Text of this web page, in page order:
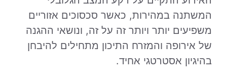
המשתנה במהירות, כאשר סכסוכים אזוריים
משפיעים יותר ויותר זה על זה, ונושאי ההגנה
של אירופה והמזרח התיכון מתחילים להיבחן
בהיגיון אסטרטגי אחיד.